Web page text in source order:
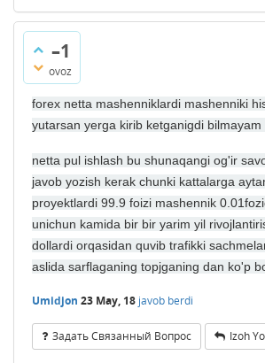
–1
ovoz
forex netta mashenniklardi mashenniki
yutarsan yerga kirib ketganigdi bilmayam
netta pul ishlash bu shunaqangi og'ir
javob yozish kerak chunki kattalarga
proyektlardi 99.9 foizi mashennik
unichun kamida bir bir yarim yil
dollardi orqasidan quvib trafikki
aslida sarflaganing topjganing dan ko'p
Umidjon 23 May, 18 javob berdi
Задать Связанный Вопрос Izoh